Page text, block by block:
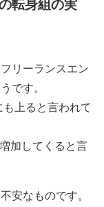
転身組の実
リーランスエン
です。
上ると言われて
加してくると言
安なものです。